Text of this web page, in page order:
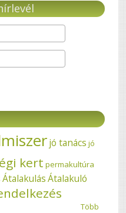
jó tanács jó
kert permakultúra
Átalakulás Átalakuló
Több